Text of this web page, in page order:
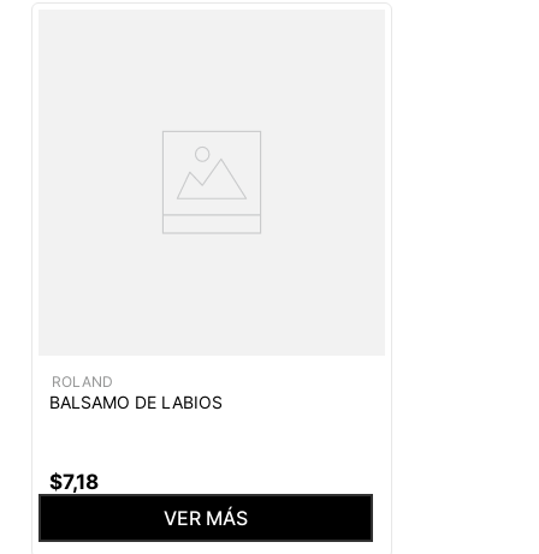
ROLAND
BALSAMO DE LABIOS
$7,18
VER MÁS